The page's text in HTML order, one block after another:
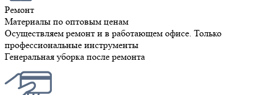
Ремонт
Материалы по оптовым ценам
Осуществляем ремонт и в работающем офисе. Только
профессиональные инструменты
Генеральная уборка после ремонта